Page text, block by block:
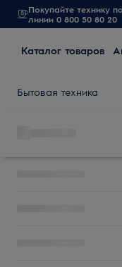
Покупайте технику
линии 0 800 50 80 20
Каталог товаров
Бытовая техника